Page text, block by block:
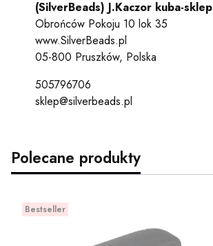
(SilverBeads) J.Kaczor kuba-sklep
Obrońców Pokoju 10 lok 35
www.SilverBeads.pl
05-800 Pruszków, Polska
505796706
sklep@silverbeads.pl
Polecane produkty
Bestseller